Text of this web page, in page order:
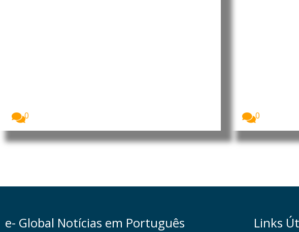
0
0
e- Global Notícias em Português Links